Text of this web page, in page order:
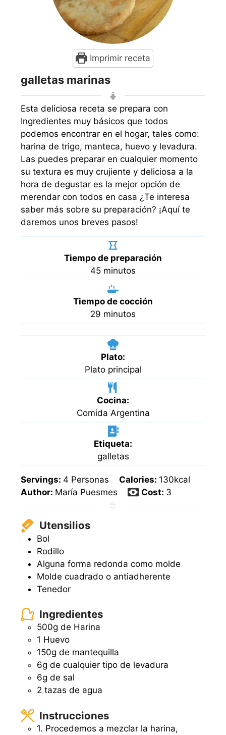
Imprimir receta
galletas marinas
Esta deliciosa receta se prepara con
Ingredientes muy básicos que todos
podemos encontrar en el hogar, tales como:
harina de trigo, manteca, huevo y levadura.
Las puedes preparar en cualquier momento
su textura es muy crujiente y deliciosa a la
hora de degustar es la mejor opción de
merendar con todos en casa ¿Te interesa
saber más sobre su preparación? ¡Aquí te
daremos unos breves pasos!
Tiempo de preparación
45minutos
minutos
Tiempo de cocción
29 minutos
minutos
Plato:
Plato principal
Cocina:
Comida Argentina
Etiqueta:
galletas
Servings: 4 Personas Calories: 130kcal
Author: María Puesmes Cost: 3
Utensilios
Bol
Rodillo
Alguna forma redonda como molde
Molde cuadrado o antiadherente
Tenedor
Ingredientes
500g de Harina
1 Huevo
150g de mantequilla
6g de cualquier tipo de levadura
6g de sal
2 tazas de agua
Instrucciones
1. Procedemos a mezclar la harina,